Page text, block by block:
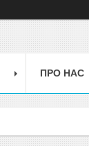
ПРО НАС